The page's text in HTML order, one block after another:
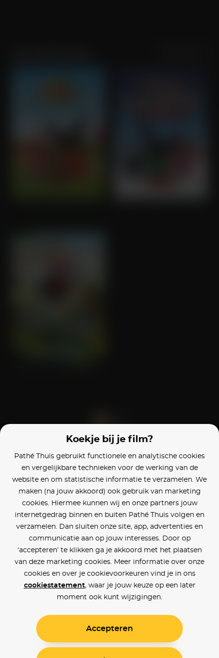
Koekje bij je film?
Pathé Thuis gebruikt functionele en analytische cookies
en vergelijkbare technieken voor de werking van de
website en om statistische informatie te verzamelen. We
maken (na jouw akkoord) ook gebruik van marketing
cookies. Hiermee kunnen wij en onze partners jouw
internetgedrag binnen en buiten Pathé Thuis volgen en
verzamelen. Dan sluiten onze site, app, advertenties en
communicatie aan op jouw interesses. Door op
‘accepteren’ te klikken ga je akkoord met het plaatsen
van deze marketing cookies. Meer informatie over onze
cookies en over je cookievoorkeuren vind je in ons
cookiestatement, waar je jouw keuze op een later
moment ook kunt wijzigingen.
Accepteren
Klantenservice
Betaalinstellingen
Cookie voorkeuren
Over Pathé Thuis
Bioscopen
CVD
Toegankelijkheid Voorwaarden Cookies